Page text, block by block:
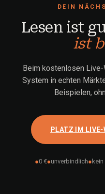
DEIN
Lesen ist
ist
Beim kostenlosen
System in echten
Beispielen,
PLATZ IM LIVE-
●0 €●unverbindlich●